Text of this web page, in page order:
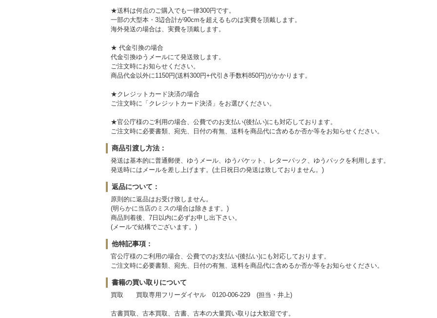
★送料は何点のご購入でも一律300円です。
一部の大型本・3辺合計が90cmを超えるものは実費を頂戴します。
海外発送の場合は、実費を頂戴します。
★ 代金引換の場合
代金引換ゆうメールにて発送致します。
ご注文時にお知らせください。
商品代金以外に1150円(送料300円+代引き手数料850円)がかかります。
★クレジットカード決済の場合
ご注文時に「クレジットカード決済」をお選びください。
★官公庁様のご利用の場合、公費でのお支払い(後払い)にも対応しております。
ご注文時に必要書類、宛先、日付の有無、送料を商品代に含めるか否か等をお知らせください。
商品引渡し方法：
発送は基本的に普通郵便、ゆうメール、ゆうパケット、レターパック、ゆうパックを利用します。
発送時にはメールを差し上げます。(土日祝日の発送は致しておりません。)
返品について：
原則的に返品はお受け致しません。
(明らかに当店のミスの場合は除きます。)
商品到着後、7日以内に必ずお申し出下さい。
(メールで結構でございます。)
他特記事項：
官公庁様のご利用の場合、公費でのお支払い(後払い)にも対応しております。
ご注文時に必要書類、宛先、日付の有無、送料を商品代に含めるか否か等をお知らせください。
書籍の買い取りについて
買取 買取専用フリーダイヤル 0120-006-229 (担当・井上)
古書買取、古本買取、古書、古本の大量買い取りは大歓迎です。